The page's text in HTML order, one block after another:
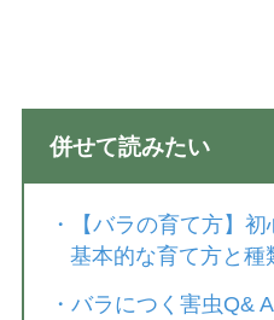
併せて読みたい
・
【バラの育て方】
基本的な育て方と種
・ バラにつく害虫Q&